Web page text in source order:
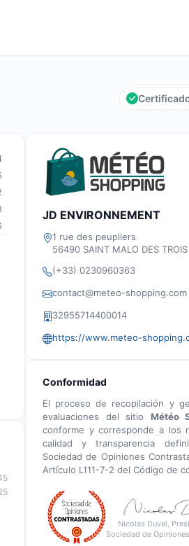
JD ENVIRONNEMENT
1 rue des peupliers
56490 SAINT MALO DES
(+33) 0230960363
contact@meteo-shopping.com
32955714400014
https://www.meteo-
Conformidad
El proceso de recopilación y
evaluaciones del sitio Météo
conforme y corresponde a los
calidad y transparencia
Sociedad de Opiniones
Artículo L111-7-2 del Código de
Nicolas Duval,
Sociedad de